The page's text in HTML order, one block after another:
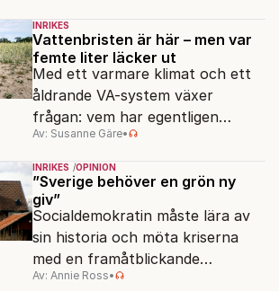
om antisemitism.
INRIKES
Vattenbristen är här – men var
femte liter läcker ut
Med ett varmare klimat och ett
åldrande VA-system växer
frågan: vem har egentligen
ansvar för Sveriges
vattenresurser?
Av: Susanne Gäre•
INRIKES OPINION
”Sverige behöver en grön ny
giv”
Socialdemokratin måste lära av
sin historia och möta kriserna
med en framåtblickande
strukturpolitik för att göra
Av: Annie Ross•